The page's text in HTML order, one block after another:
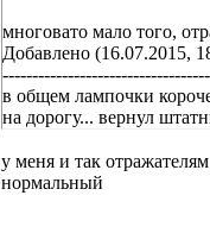
многовато мало того,
Добавлено (16.07.2015,
в общем лампочки
на дорогу... вернул
у меня и так
нормальный